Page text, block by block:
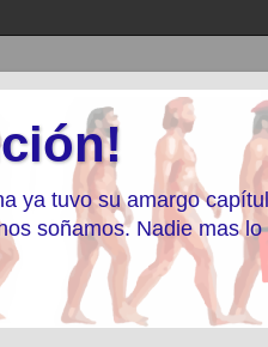
ya tuvo su amargo
soñamos. Nadie mas